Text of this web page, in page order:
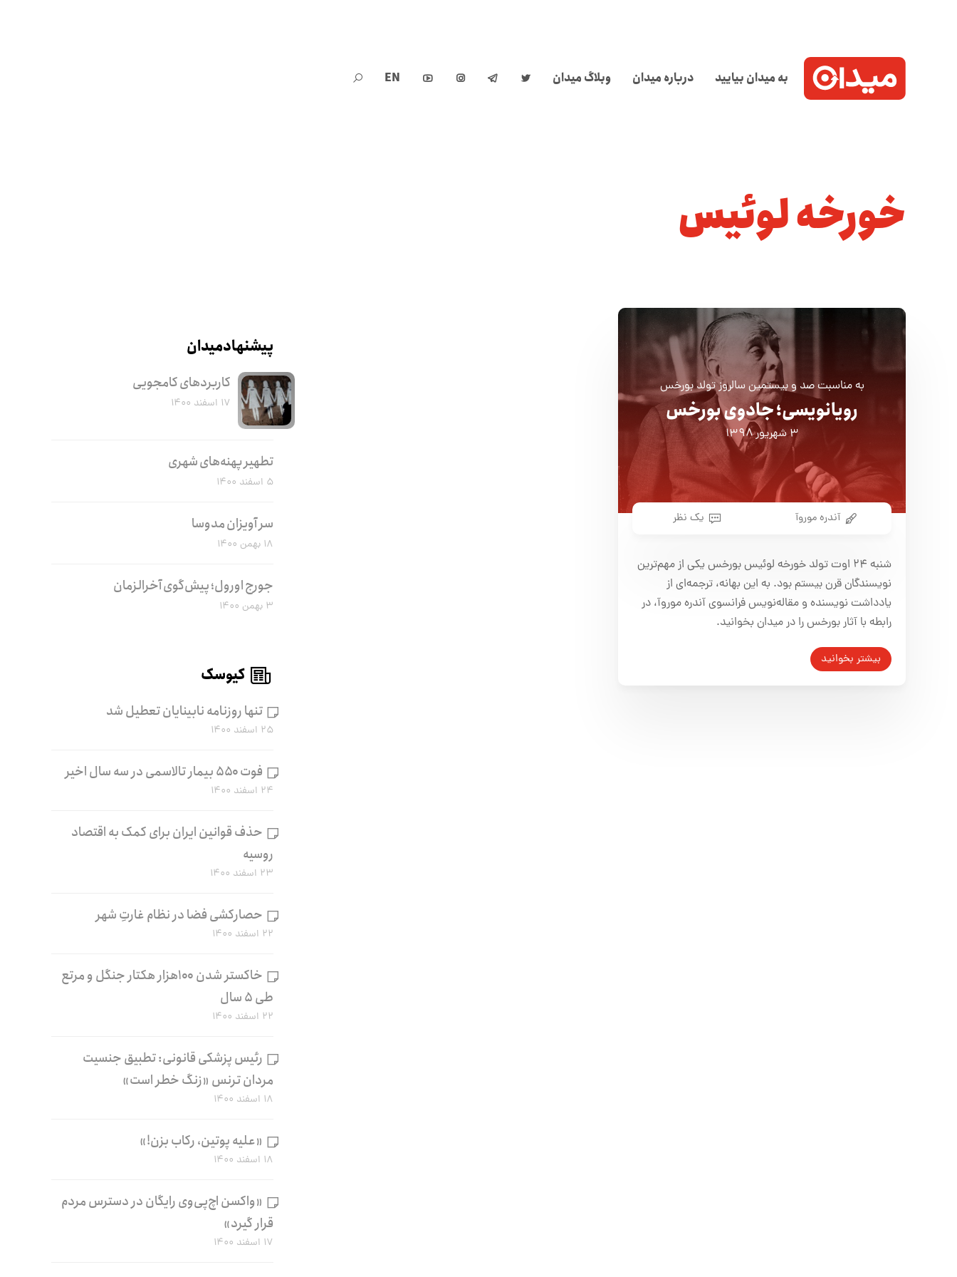
به میدان بیایید درباره میدان وبلاگ میدان 



EN

خورخه لوئیس
به مناسبت صد و بیستمین سالروز تولد بورخس
رویانویسی؛ جادوی بورخس
۳ شهریور ۱۳۹۸
آندره موروآ یک نظر
شنبه ۲۴ اوت تولد خورخه لوئیس بورخس یکی از مهم‌ترین
نویسندگان قرن بیستم بود. به این بهانه، ترجمه‌ای از
یادداشت نویسنده و مقاله‌نویس فرانسوی آندره موروآ، در
رابطه با آثار بورخس را در میدان بخوانید.
بیشتر بخوانید
پیشنهاد میدان
کاربرد‌های کامجویی
۱۷ اسفند ۱۴۰۰
تطهیر پهنه‌های شهری
۵ اسفند ۱۴۰۰
سر آویزان مدوسا
۱۸ بهمن ۱۴۰۰
جورج اورول؛ پیش‌گوی آخرالزمان
۳ بهمن ۱۴۰۰
کیوسک
تنها روزنامه نابینایان تعطیل شد
۲۵ اسفند ۱۴۰۰
فوت ۵۵۰ بیمار تالاسمی در سه سال اخیر
۲۴ اسفند ۱۴۰۰
حذف قوانین ایران برای کمک به اقتصاد
روسیه
۲۳ اسفند ۱۴۰۰
حصارکشی فضا در نظام غارتِ شهر
۲۲ اسفند ۱۴۰۰
خاکستر شدن ۱۰۰هزار هکتار جنگل و مرتع
طی ۵ سال
۲۲ اسفند ۱۴۰۰
رئیس پزشکی قانونی: تطبیق جنسیت
مردان ترنس «زنگ خطر است»
۱۸ اسفند ۱۴۰۰
«علیه پوتین، رکاب بزن!»
۱۸ اسفند ۱۴۰۰
«واکسن اچ‌پی‌وی رایگان در دسترس مردم
قرار گیرد»
۱۷ اسفند ۱۴۰۰